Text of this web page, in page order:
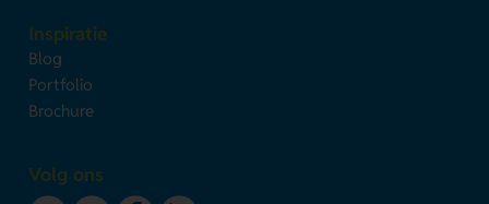
Inspiratie
Blog
Portfolio
Brochure
Volg ons